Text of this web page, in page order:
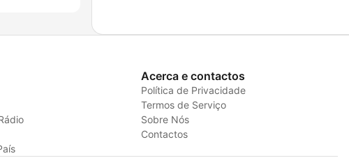
Acerca e contactos
Política de Privacidade
Termos de Serviço
Sobre Nós
Contactos